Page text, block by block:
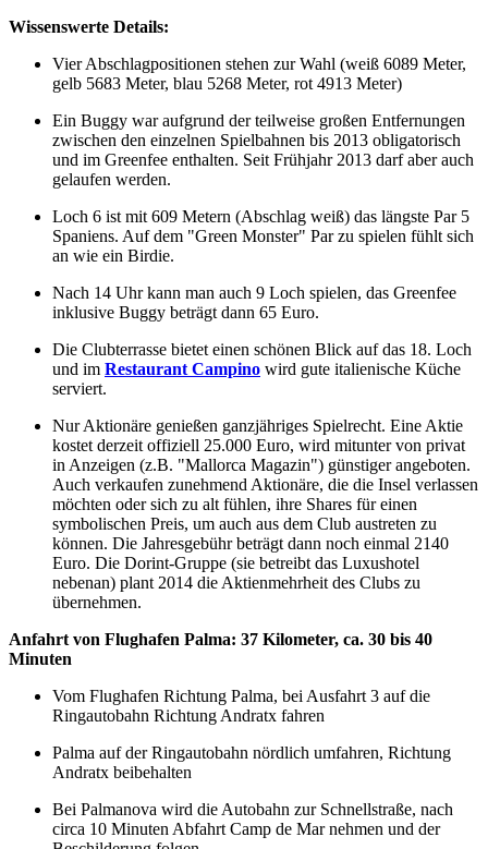
Wissenswerte Details:
Vier Abschlagpositionen stehen zur Wahl (weiß 6089 Meter,
gelb 5683 Meter, blau 5268 Meter, rot 4913 Meter)
Ein Buggy war aufgrund der teilweise großen Entfernungen
zwischen den einzelnen Spielbahnen bis 2013 obligatorisch
und im Greenfee enthalten. Seit Frühjahr 2013 darf aber auch
gelaufen werden.
Loch 6 ist mit 609 Metern (Abschlag weiß) das längste Par 5
Spaniens. Auf dem "Green Monster" Par zu spielen fühlt sich
an wie ein Birdie.
Nach 14 Uhr kann man auch 9 Loch spielen, das Greenfee
inklusive Buggy beträgt dann 65 Euro.
Die Clubterrasse bietet einen schönen Blick auf das 18. Loch
und im Restaurant Campino wird gute italienische Küche
serviert.
Nur Aktionäre genießen ganzjähriges Spielrecht. Eine Aktie
kostet derzeit offiziell 25.000 Euro, wird mitunter von privat
in Anzeigen (z.B. "Mallorca Magazin") günstiger angeboten.
Auch verkaufen zunehmend Aktionäre, die die Insel verlassen
möchten oder sich zu alt fühlen, ihre Shares für einen
symbolischen Preis, um auch aus dem Club austreten zu
können. Die Jahresgebühr beträgt dann noch einmal 2140
Euro. Die Dorint-Gruppe (sie betreibt das Luxushotel
nebenan) plant 2014 die Aktienmehrheit des Clubs zu
übernehmen.
Anfahrt von Flughafen Palma: 37 Kilometer, ca. 30 bis 40
Minuten
Vom Flughafen Richtung Palma, bei Ausfahrt 3 auf die
Ringautobahn Richtung Andratx fahren
Palma auf der Ringautobahn nördlich umfahren, Richtung
Andratx beibehalten
Bei Palmanova wird die Autobahn zur Schnellstraße, nach
circa 10 Minuten Abfahrt Camp de Mar nehmen und der